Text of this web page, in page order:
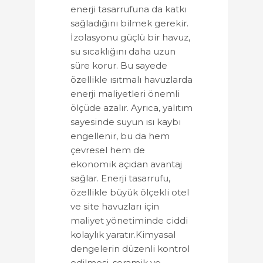
enerji tasarrufuna da katkı
sağladığını bilmek gerekir.
İzolasyonu güçlü bir havuz,
su sıcaklığını daha uzun
süre korur. Bu sayede
özellikle ısıtmalı havuzlarda
enerji maliyetleri önemli
ölçüde azalır. Ayrıca, yalıtım
sayesinde suyun ısı kaybı
engellenir, bu da hem
çevresel hem de
ekonomik açıdan avantaj
sağlar. Enerji tasarrufu,
özellikle büyük ölçekli otel
ve site havuzları için
maliyet yönetiminde ciddi
kolaylık yaratır.Kimyasal
dengelerin düzenli kontrol